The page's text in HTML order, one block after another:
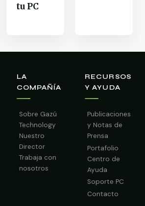
tu PC
LA
COMPAÑÍA
Sobre Gazú
Technology
Nuestro
Director
Trabaja con
nosotros
RECURSOS
Y AYUDA
Publicaciones
y Notas de
Prensa
Portafolio
Centro de
Ayuda
Soporte PC
Contacto